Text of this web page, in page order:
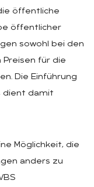
öffentliche
öffentlicher
sowohl bei den
Preisen für die
Die Einführung
dient damit
Möglichkeit, die
anders zu